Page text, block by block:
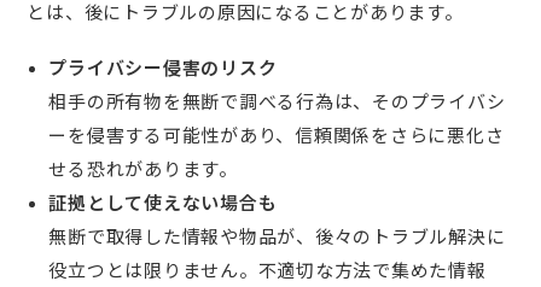
とは、後にトラブルの原因になることがあります。
プライバシー侵害のリスク
相手の所有物を無断で調べる行為は、そのプライバシ
ーを侵害する可能性があり、信頼関係をさらに悪化さ
せる恐れがあります。
証拠として使えない場合も
無断で取得した情報や物品が、後々のトラブル解決に
役立つとは限りません。不適切な方法で集めた情報